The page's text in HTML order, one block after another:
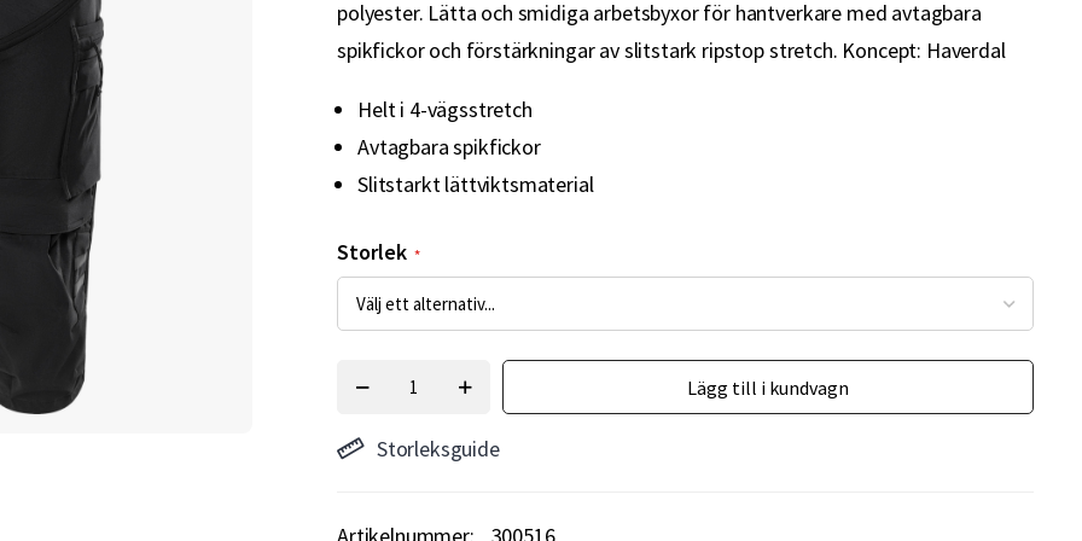
polyester. Lätta och smidiga arbetsbyxor för hantverkare med avtagbara
spikfickor och förstärkningar av slitstark ripstop stretch. Koncept: Haverdal
Helt i 4-vägsstretch
Avtagbara spikfickor
Slitstarkt lättviktsmaterial
Storlek
Lägg till i kundvagn
Storleksguide